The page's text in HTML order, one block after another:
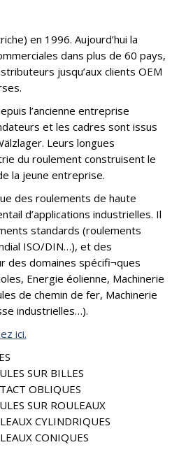
en 1996. Aujourd’hui la
dans plus de 60 pays,
jusqu’aux clients OEM
l’ancienne entreprise
et les cadres sont issus
Leurs longues
du roulement construisent le
la jeune entreprise.
des roulements de haute
d’applications industrielles. Il
standards (roulements
ISO/DIN…), et des
des domaines spécifi¬ques
Energie éolienne, Machinerie
de chemin de fer, Machinerie
industrielles…).
ici.
SUR BILLES
OBLIQUES
SUR ROULEAUX
CYLINDRIQUES
CONIQUES